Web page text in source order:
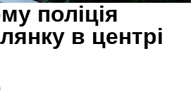
поліція
в центрі